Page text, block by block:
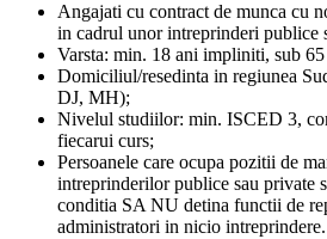
Angajati cu contract de munca cu
in cadrul unor intreprinderi publice
Varsta: min. 18 ani impliniti, sub 65
Domiciliul/resedinta in regiunea
DJ, MH);
Nivelul studiilor: min. ISCED 3,
fiecarui curs;
Persoanele care ocupa pozitii de
intreprinderilor publice sau private
conditia SA NU detina functii de
administratori in nicio intreprindere.